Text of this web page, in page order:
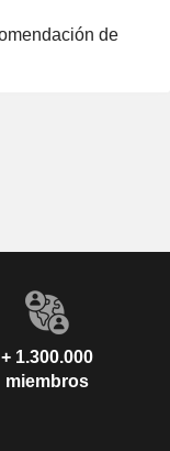
de
+ 1.300.000
miembros